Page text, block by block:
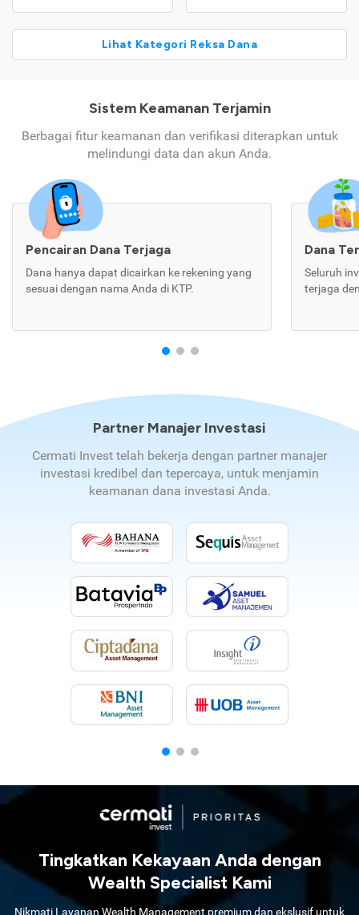
Lihat Kategori Reksa Dana
Sistem Keamanan Terjamin
Berbagai fitur keamanan dan verifikasi diterapkan untuk
melindungi data dan akun Anda.
Pencairan Dana Terjaga
Dana hanya dapat dicairkan ke rekening yang
sesuai dengan nama Anda di KTP.
Dana
Seluruh
terjaga
Partner Manajer Investasi
Cermati Invest telah bekerja dengan partner manajer
investasi kredibel dan tepercaya, untuk menjamin
keamanan dana investasi Anda.
Tingkatkan Kekayaan Anda dengan
Wealth Specialist Kami
Nikmati Layanan Wealth Management premium dan ekslusif untuk